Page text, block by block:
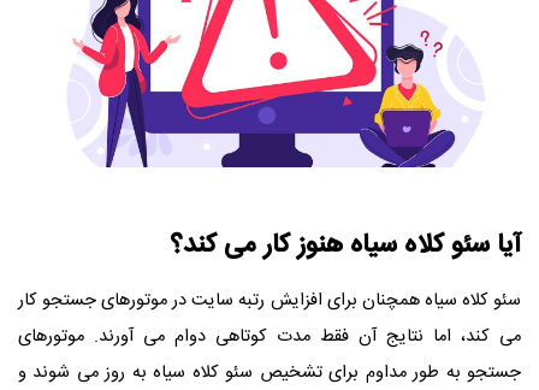
آیا سئو کلاه سیاه هنوز کار می کند؟
سئو کلاه سیاه همچنان برای افزایش رتبه سایت در موتورهای جستجو کار
می کند، اما نتایج آن فقط مدت کوتاهی دوام می آورند. موتورهای
جستجو به طور مداوم برای تشخیص سئو کلاه سیاه به روز می شوند و